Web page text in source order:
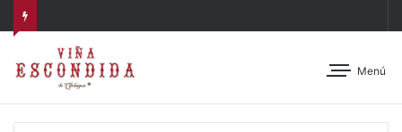
Menú